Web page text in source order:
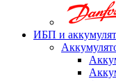
ИБП и